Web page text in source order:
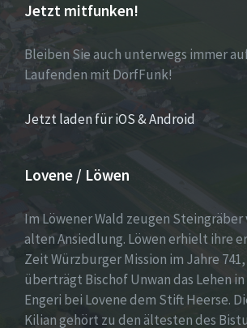
Jetzt mitfunken!
Bleiben Sie auch unterwegs immer
Laufenden mit DorfFunk!
Jetzt laden für iOS & Android
Lovene / Löwen
Im Löwener Wald zeugen Steingräber
alten Ansiedlung. Löwen erhielt ihre
Zeit Würzburger Mission im Jahre
überträgt Bischof Unwan das Lehen
Engeri bei Lovene dem Stift Heerse.
Kilian gehört zu den ältesten des